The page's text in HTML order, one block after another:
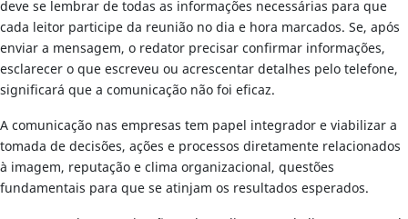
deve se lembrar de todas as informações necessárias para que
cada leitor participe da reunião no dia e hora marcados. Se, após
enviar a mensagem, o redator precisar confirmar informações,
esclarecer o que escreveu ou acrescentar detalhes pelo telefone,
significará que a comunicação não foi eficaz.
A comunicação nas empresas tem papel integrador e viabilizar a
tomada de decisões, ações e processos diretamente relacionados
à imagem, reputação e clima organizacional, questões
fundamentais para que se atinjam os resultados esperados.